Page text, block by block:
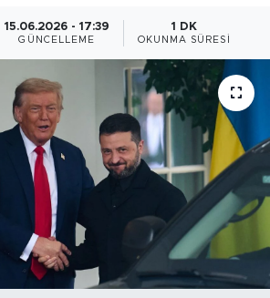
15.06.2026 - 17:39
GÜNCELLEME
1 DK
OKUNMA SÜRESI
ve Tarih